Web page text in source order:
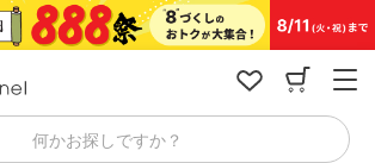
何かお探しですか？